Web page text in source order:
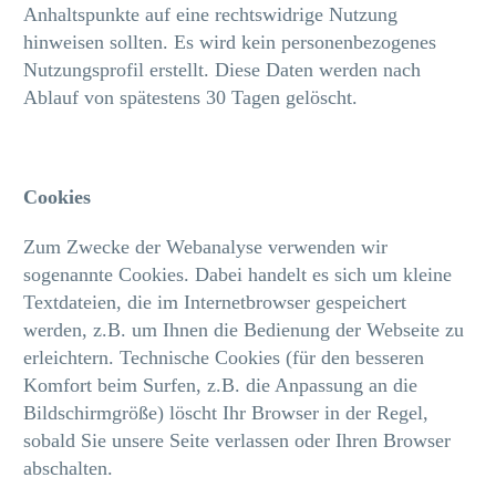
Anhaltspunkte auf eine rechtswidrige Nutzung
hinweisen sollten. Es wird kein personenbezogenes
Nutzungsprofil erstellt. Diese Daten werden nach
Ablauf von spätestens 30 Tagen gelöscht.
Cookies
Zum Zwecke der Webanalyse verwenden wir
sogenannte Cookies. Dabei handelt es sich um kleine
Textdateien, die im Internetbrowser gespeichert
werden, z.B. um Ihnen die Bedienung der Webseite zu
erleichtern. Technische Cookies (für den besseren
Komfort beim Surfen, z.B. die Anpassung an die
Bildschirmgröße) löscht Ihr Browser in der Regel,
sobald Sie unsere Seite verlassen oder Ihren Browser
abschalten.